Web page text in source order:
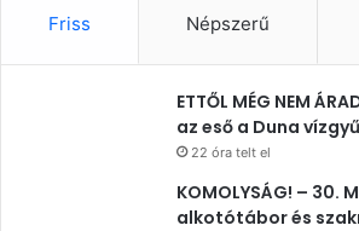
Friss Népszerű
ETTŐL MÉG NEM
az eső a Duna
22 óra telt el
KOMOLYSÁG! – 30.
alkotótábor és